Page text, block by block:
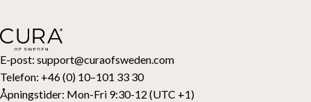
E-post: support@curaofsweden.com
Telefon: +46 (0) 10–101 33 30
Åpningstider: Mon-Fri 9:30-12 (UTC +1)
Overmadrasser
Gavekort